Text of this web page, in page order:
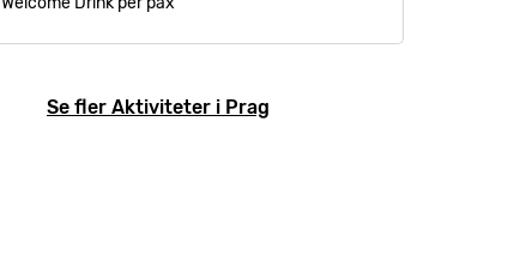
Se fler Aktiviteter i Prag